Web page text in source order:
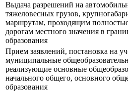
Выдача разрешений на
тяжеловесных грузов,
маршрутам, проходящим
дорогам местного значения в
образования
Прием заявлений, постановка на
муниципальные
реализующие основные
начального общего, основного
образования